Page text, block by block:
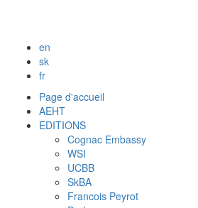
en
sk
fr
Page d'accueil
AEHT
EDITIONS
Cognac Embassy
WSI
UCBB
SkBA
Francois Peyrot